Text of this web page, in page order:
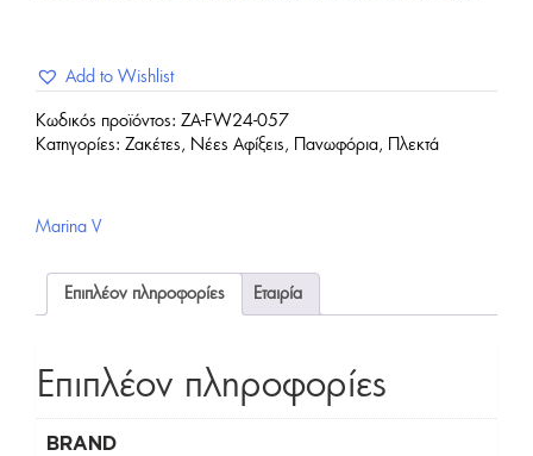
Add to Wishlist
Κωδικός προϊόντος: ZA-FW24-057
Κατηγορίες: Ζακέτες , Νέες Αφίξεις , Πανωφόρια, Πλεκτά
Marina V
Επιπλέον πληροφορίες Εταιρία
Επιπλέον πληροφορίες
BRAND